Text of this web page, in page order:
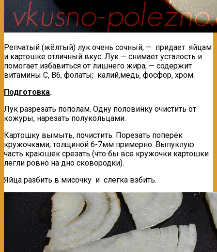
Репчатый (жёлтый) лук очень сочный, — придает яйцам
и картошке отличный вкус. Лук — снимает усталость и
помогает избавиться от лишнего жира, — содержит
витамины С, В6, фолаты; калий,медь, фосфор, хром.
Подготовка.
Лук разрезать пополам. Одну половинку очистить от
кожуры, нарезать полукольцами.
Картошку вымыть, почистить. Порезать поперёк
кружочками, толщиной 6-7мм примерно. Выпуклую
часть краюшек срезать (что бы все кружочки картошки
легли ровно на дно сковородки).
Яйца разбить в мисочку и слегка взбить.